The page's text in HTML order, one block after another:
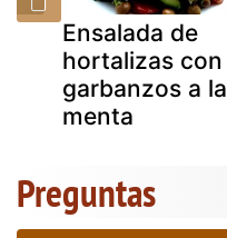
Ensalada de
hortalizas con
garbanzos a la
menta
Preguntas